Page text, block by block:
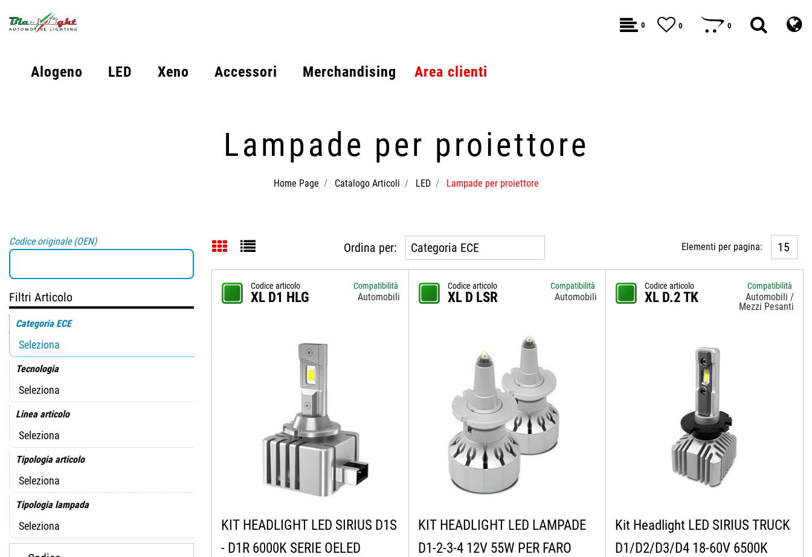
0 0 0
Alogeno LED Xeno Accessori Merchandising Area clienti
Lampade per proiettore
Home Page Catalogo Articoli LED Lampade per proiettore
Ordina per: Elementi per pagina:
Codice articolo
XL D1 HLG
Compatibilità
Automobili
KIT HEADLIGHT LED SIRIUS D1S
- D1R 6000K SERIE OELED
Codice articolo
XL D LSR
Compatibilità
Automobili
KIT HEADLIGHT LED LAMPADE
D1-2-3-4 12V 55W PER FARO
Codice articolo
XL D.2 TK
Compatibilità
Automobili /
Mezzi Pesanti
Kit Headlight LED SIRIUS TRUCK
D1/D2/D3/D4 18-60V 6500K
Codice originale (OEN)
Filtri Articolo
Categoria ECE
Tecnologia
Linea articolo
Tipologia articolo
Tipologia lampada